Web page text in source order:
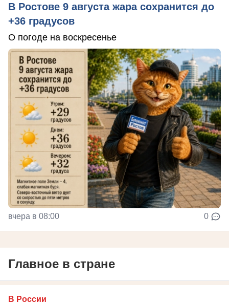
В Ростове 9 августа жара сохранится до
+36 градусов
О погоде на воскресенье
вчера в 08:00 0
Главное в стране
В России